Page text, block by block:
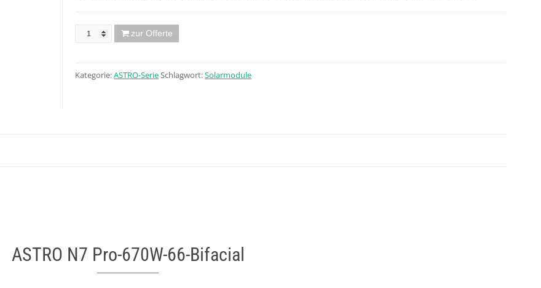
zur Offerte
Kategorie:ASTRO-SerieSchlagwort:Solarmodule
ASTRO N7 Pro-670W-66-Bifacial